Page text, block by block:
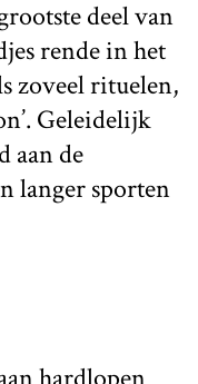
deel van
rende in het
zoveel rituelen,
Geleidelijk
aan de
langer sporten